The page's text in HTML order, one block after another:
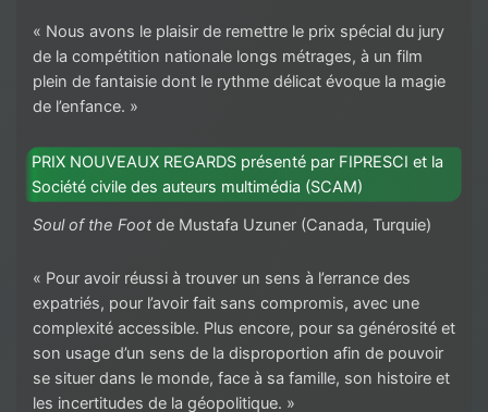
« Nous avons le plaisir de remettre le prix spécial du jury
de la compétition nationale longs métrages, à un film
plein de fantaisie dont le rythme délicat évoque la magie
de l’enfance. »
PRIX NOUVEAUX REGARDS présenté par FIPRESCI et la
Société civile des auteurs multimédia (SCAM)
Soul of the Foot de Mustafa Uzuner (Canada, Turquie)
« Pour avoir réussi à trouver un sens à l’errance des
expatriés, pour l’avoir fait sans compromis, avec une
complexité accessible. Plus encore, pour sa générosité et
son usage d’un sens de la disproportion afin de pouvoir
se situer dans le monde, face à sa famille, son histoire et
les incertitudes de la géopolitique. »